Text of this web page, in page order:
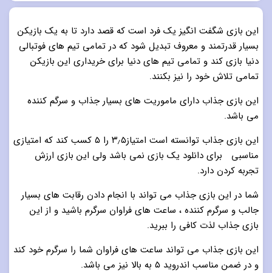
این بازی شگفت انگیز یک فرد است که قصد دارد تا به یک بازیکن
بسیار قدرتمند و معروف تبدیل شود که در تمامی تیم های فوتبالی
دنیا بازی کند و تمامی تیم های دنیا برای خریداری این بازیکن
تمامی تلاش خود را نیز بکنند.
این بازی جذاب دارای ماموریت های بسیار جذاب و سرگم کننده
می باشد.
این بازی جذاب توانسته است امتیاز۳٫۵ را ۵ کسب کند که امتیازی
مناسبی برای دانلود یک بازی نمی باشد ولی این بازی ارزش
تجربه کردن دارد.
شما در این بازی جذاب می تواند با انجام دادن رقابت های بسیار
جالب و سرگرم کننده ، ساعت های فراوان سرگرم باشید و از این
بازی جذاب لذت کافی را ببرید.
این بازی جذاب می تواند ساعت های فراوان شما را سرگرم خود کند
و در ضمن مناسب اندروید ۵ به بالا نیز می باشد.